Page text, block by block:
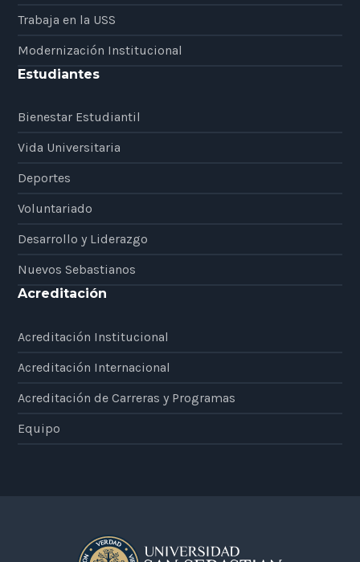
Trabaja en la USS
Modernización Institucional
Estudiantes
Bienestar Estudiantil
Vida Universitaria
Deportes
Voluntariado
Desarrollo y Liderazgo
Nuevos Sebastianos
Acreditación
Acreditación Institucional
Acreditación Internacional
Acreditación de Carreras y Programas
Equipo